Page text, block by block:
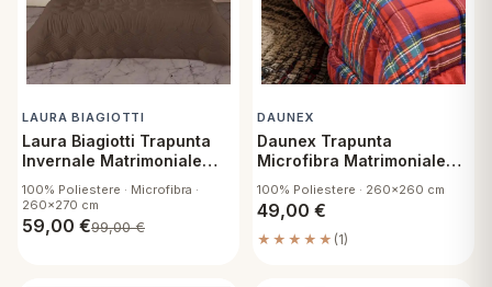
LAURA BIAGIOTTI
Laura Biagiotti Trapunta
Invernale Matrimoniale
100% Poliestere · Microfibra ·
260x270 cm
59,00 €99,00€
DAUNEX
Daunex Trapunta
Microfibra Matrimoniale
100% Poliestere · 260x260 cm
49,00 €
★★★★★ (1)